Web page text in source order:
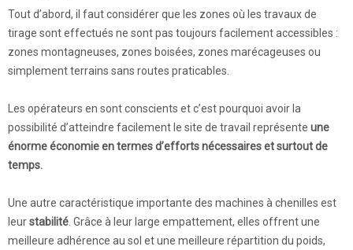
Tout d’abord, il faut considérer que les zones où les travaux de
tirage sont effectués ne sont pas toujours facilement accessibles :
zones montagneuses, zones boisées, zones marécageuses ou
simplement terrains sans routes praticables.
Les opérateurs en sont conscients et c’est pourquoi avoir la
possibilité d’atteindre facilement le site de travail représente une
énorme économie en termes d’efforts nécessaires et surtout de
temps.
Une autre caractéristique importante des machines à chenilles est
leurstabilité. Grâce à leur large empattement, elles offrent une
meilleure adhérence au sol et une meilleure répartition du poids,